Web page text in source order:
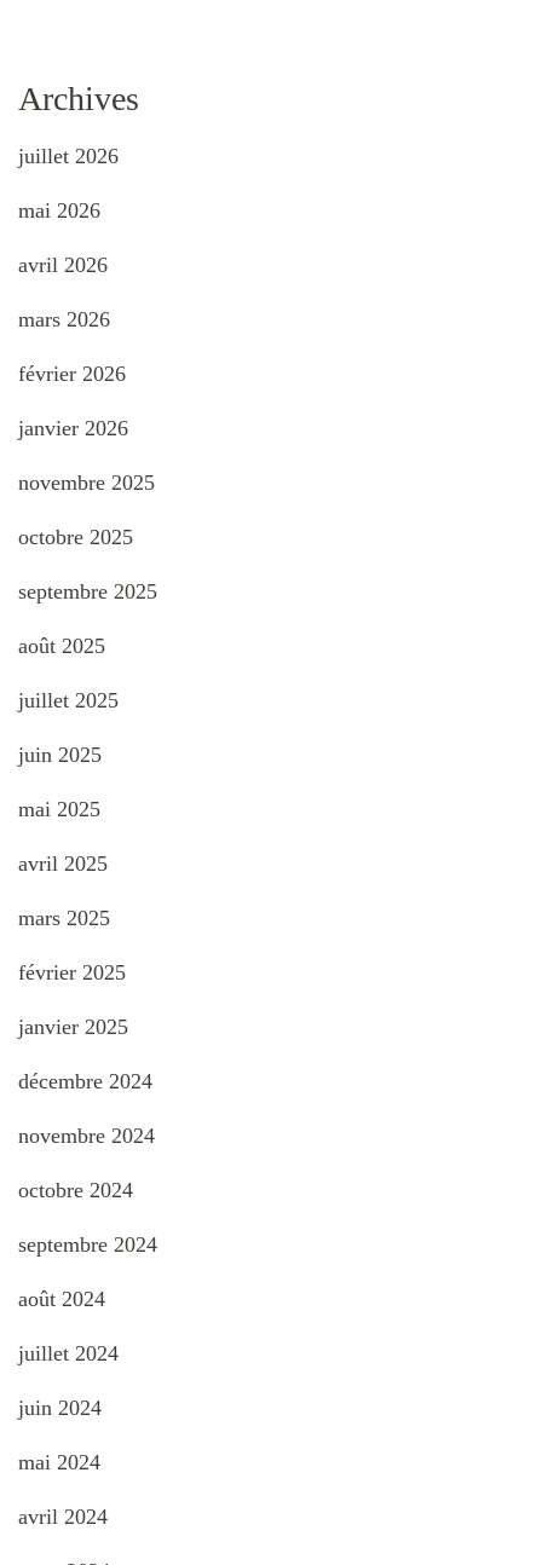
Archives
juillet 2026
mai 2026
avril 2026
mars 2026
février 2026
janvier 2026
novembre 2025
octobre 2025
septembre 2025
août 2025
juillet 2025
juin 2025
mai 2025
avril 2025
mars 2025
février 2025
janvier 2025
décembre 2024
novembre 2024
octobre 2024
septembre 2024
août 2024
juillet 2024
juin 2024
mai 2024
avril 2024